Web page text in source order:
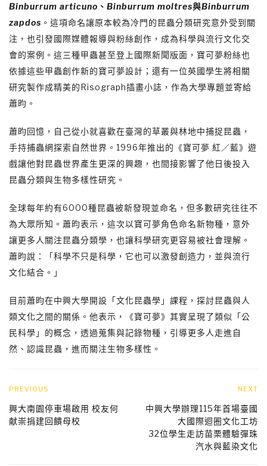
Binburrum articuno 、 Binburrum moltres與Binburrum
zapdos 。這項命名讓原本較為冷門的昆蟲分類研究意外受到關
注，也引發國際媒體報導與粉絲創作，成為科學與流行文化交
會的案例。這三種甲蟲甚至登上國際新聞版面，寶可夢粉絲也
依據這些甲蟲創作新的寶可夢設計；還有一位英國學生將相關
研究製作成精美的Risograph插畫小誌，作為大學專題並寄給
蕭昀。
蕭昀回憶，自己從小就喜歡在臺灣的草叢與林地中捕捉昆蟲，
手持捕蟲網探索自然世界。1996年推出的《寶可夢 紅／藍》遊
戲讓他對昆蟲世界產生更深的興趣，也間接影響了他日後投入
昆蟲分類與生物多樣性研究。
全球每年約有6000種昆蟲被新發現並命名，但多數研究往往不
為大眾所知。蕭昀表示，這次以寶可夢角色命名新物種，意外
讓更多人關注昆蟲分類學，也讓科學研究更容易被社會理解。
蕭昀說：「科學不只是科學，它也可以激發創造力，並與流行
文化結合。」
目前蕭昀在中興大學開設「文化昆蟲學」課程，探討昆蟲與人
類文化之間的關係。他表示，《寶可夢》其實呈現了類似「公
民科學」的概念，透過蒐集與記錄物種，引導更多人走進自
然、認識昆蟲，進而關注生物多樣性。
PREVIOUS
興大南園停車場啟用 校友何
献崇捐建回饋母校
NEXT
中興大學辦理115年首場臺國
大國際迴圈文化工坊
32位學生走訪苗栗體驗彈珠
汽水與藍染文化